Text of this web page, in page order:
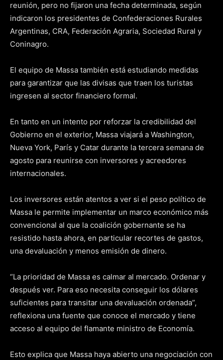
reunión, pero no fijaron una fecha determinada, según
indicaron los presidentes de Confederaciones Rurales
Argentinas, CRA, Federación Agraria, Sociedad Rural y
Coninagro.
El equipo de Massa también está estudiando medidas
para garantizar que las divisas que traen los turistas
ingresen al sector financiero formal.
En tanto en un intento por reforzar la credibilidad del
Gobierno en el exterior, Massa viajará a Washington,
Nueva York, París y Catar durante la tercera semana de
agosto para reunirse con inversores y acreedores
internacionales.
Los inversores están atentos a ver si el peso político de
Massa le permite implementar un marco económico más
convencional al que la coalición gobernante se ha
resistido hasta ahora, en particular recortes de gastos,
una devaluación y menos emisión de dinero.
“La prioridad de Massa es calmar al mercado. Ordenar y
después ver. Para eso necesita conseguir los dólares
suficientes para transitar una devaluación ordenada”,
reflexiona una fuente que conoce el mercado y tiene
acceso al equipo del flamante ministro de Economía.
Esto explica que Massa haya abierto una negociación con